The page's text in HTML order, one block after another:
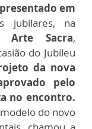
em
jubilares, na
Arte Sacra,
do Jubileu
da nova
pelo
no encontro.
do novo